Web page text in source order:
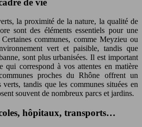
la proximité de la nature, la qualité de
sont des éléments essentiels pour une
communes, comme Meyzieu ou
vert et paisible, tandis que
sont plus urbanisées. Il est important
qui correspond à vos attentes en matière
proches du Rhône offrent un
verts, tandis que les communes situées en
souvent de nombreux parcs et jardins.
hôpitaux, transports…